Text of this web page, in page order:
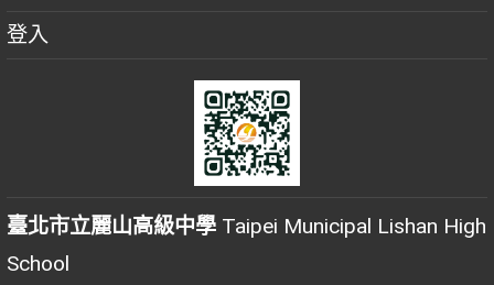
登入
臺北市立麗山高級中學 Taipei Municipal Lishan High
School